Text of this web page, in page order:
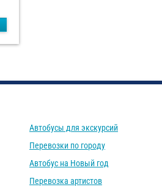
Автобусы для экскурсий
Перевозки по городу
Автобус на Новый год
Перевозка артистов